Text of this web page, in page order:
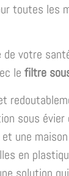
toutes les
de votre
le filtre
sous
une
en